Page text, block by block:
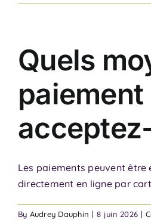
Quels
paiement
Les paiements peuvent être
directement en ligne par
By Audrey Dauphin | 8 juin 2026 |